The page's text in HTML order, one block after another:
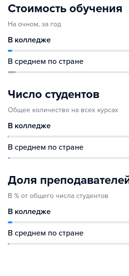
Стоимость обучения
На очном, за год
В колледже
В среднем по стране
Число студентов
Общее количество на всех курсах
В колледже
В среднем по стране
Доля
В % от общего числа студентов
В колледже
В среднем по стране